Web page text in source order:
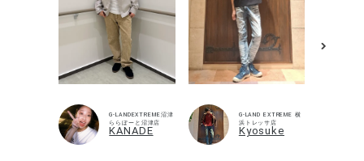
G-LANDEXTREME沼津
ららぽーと沼津店
KANADE
G-LAND EXTREME 横
浜トレッサ店
Kyosuke